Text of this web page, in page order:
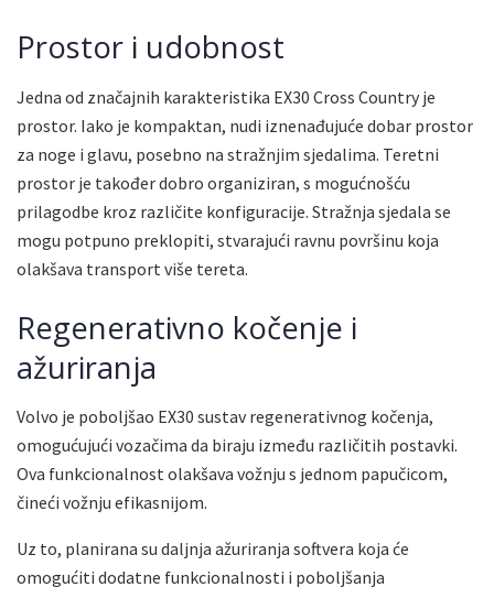
Prostor i udobnost
Jedna od značajnih karakteristika EX30 Cross Country je
prostor. Iako je kompaktan, nudi iznenađujuće dobar prostor
za noge i glavu, posebno na stražnjim sjedalima. Teretni
prostor je također dobro organiziran, s mogućnošću
prilagodbe kroz različite konfiguracije. Stražnja sjedala se
mogu potpuno preklopiti, stvarajući ravnu površinu koja
olakšava transport više tereta.
Regenerativno kočenje i
ažuriranja
Volvo je poboljšao EX30 sustav regenerativnog kočenja,
omogućujući vozačima da biraju između različitih postavki.
Ova funkcionalnost olakšava vožnju s jednom papučicom,
čineći vožnju efikasnijom.
Uz to, planirana su daljnja ažuriranja softvera koja će
omogućiti dodatne funkcionalnosti i poboljšanja